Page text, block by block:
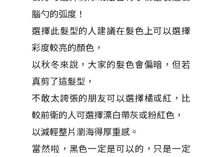
腦勺的弧度！
選擇此髮型的人建議在髮色上可以選擇
彩度較亮的顏色，
以秋冬來說，大家的髮色會偏暗，但若
真剪了這髮型，
不敢太誇張的朋友可以選擇橘或紅，比
較前衛的人可選擇漂白帶灰或粉紅色，
以減輕整片瀏海得厚重感。
當然啦，黑色一定是可以的，只是一定